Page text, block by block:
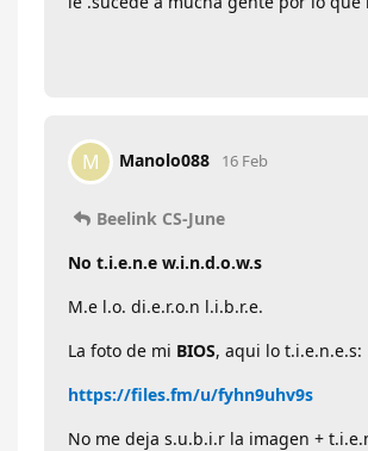
M Manolo088 16 Feb
Beelink CS-June
No t.i.e.n.e w.i.n.d.o.w.s
M.e l.o. di.e.r.o.n l.i.b.r.e.
La foto de mi BIOS, aqui lo t.i.e.n.e.s:
https://files.fm/u/fyhn9uhv9s
No me deja s.u.b.i.r la imagen +